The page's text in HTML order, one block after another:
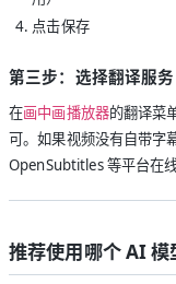
点击保存
第三步：选择翻译服务
在画中画播放器的翻译菜
可。如果视频没有自带字
OpenSubtitles 等平台在
推荐使用哪个 AI 模